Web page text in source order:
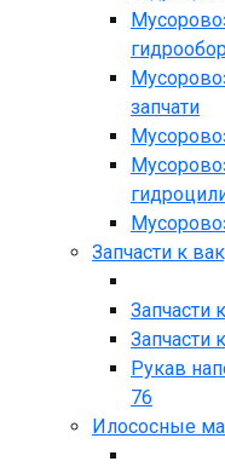
запчати
Запчасти к
Запчасти
Рукав
76
Илососные